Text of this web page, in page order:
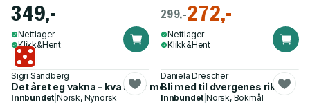
349,-
Nettlager
Klikk&Hent
299,-272,-
Nettlager
Klikk&Hent
Sigri Sandberg
Det året eg vakna - kva skjer med naturen – og oss?
Innbundet |Norsk, Nynorsk
Daniela Drescher
Bli med til dvergenes rike
Innbundet |Norsk, Bokmål